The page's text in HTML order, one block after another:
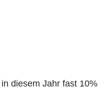
diesem Jahr fast 10%